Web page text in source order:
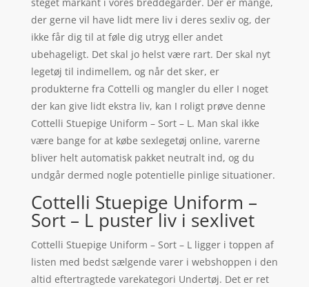
der gerne vil have lidt mere liv i deres sexliv og, der
ikke får dig til at føle dig utryg eller andet
ubehageligt. Det skal jo helst være rart. Der skal nyt
legetøj til indimellem, og når det sker, er
produkterne fra Cottelli og mangler du eller I noget
der kan give lidt ekstra liv, kan I roligt prøve denne
Cottelli Stuepige Uniform – Sort – L. Man skal ikke
være bange for at købe sexlegetøj online, varerne
bliver helt automatisk pakket neutralt ind, og du
undgår dermed nogle potentielle pinlige situationer.
Cottelli Stuepige Uniform –
Sort – L puster liv i sexlivet
Cottelli Stuepige Uniform – Sort – L ligger i toppen af
listen med bedst sælgende varer i webshoppen i den
altid eftertragtede varekategori Undertøj. Det er ret